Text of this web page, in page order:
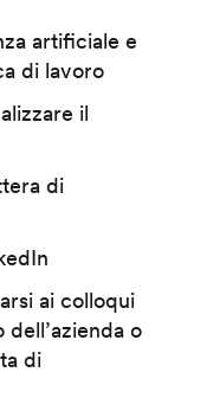
artificiale e
di lavoro
il
di
ai colloqui
o
di